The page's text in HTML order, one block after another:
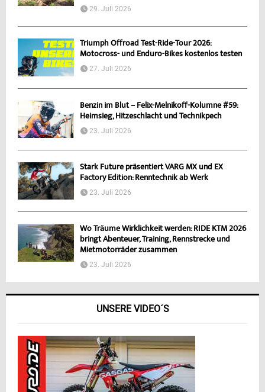
29. Juli 2026
Triumph Offroad Test-Ride-Tour 2026:
Motocross- und Enduro-Bikes kostenlos testen
27. Juli 2026
Benzin im Blut – Felix-Melnikoff-Kolumne #59:
Heimsieg, Hitzeschlacht und Technikpech
23. Juli 2026
Stark Future präsentiert VARG MX und EX
Factory Edition: Renntechnik ab Werk
23. Juli 2026
Wo Träume Wirklichkeit werden: RIDE KTM 2026
bringt Abenteuer, Training, Rennstrecke und
Mietmotorräder zusammen
23. Juli 2026
UNSERE VIDEO´S